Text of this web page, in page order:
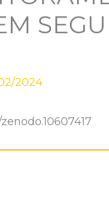
2024
zenodo.10607417